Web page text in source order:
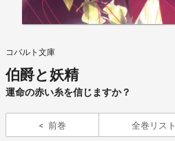
コバルト文庫
伯爵と妖精
運命の赤い糸を信じますか？
前巻 全巻リスト